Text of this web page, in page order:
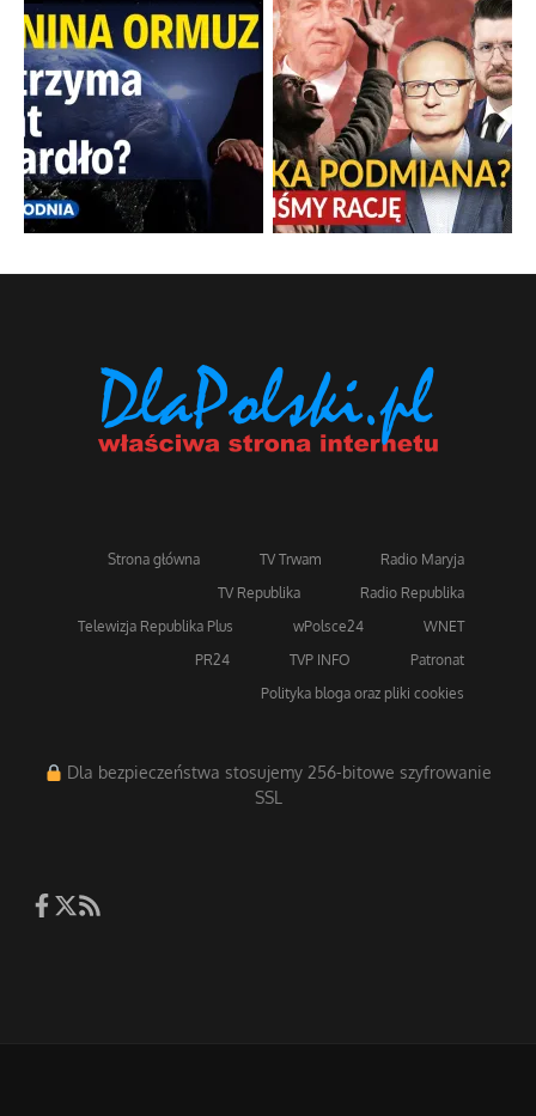
Strona główna TV Trwam
Radio Maryja
TV Republika
Radio Republika
Telewizja Republika Plus
wPolsce24
WNET
PR24
TVP INFO
Patronat
Polityka bloga oraz pliki cookies
Dla bezpieczeństwa stosujemy 256-bitowe szyfrowanie
SSL